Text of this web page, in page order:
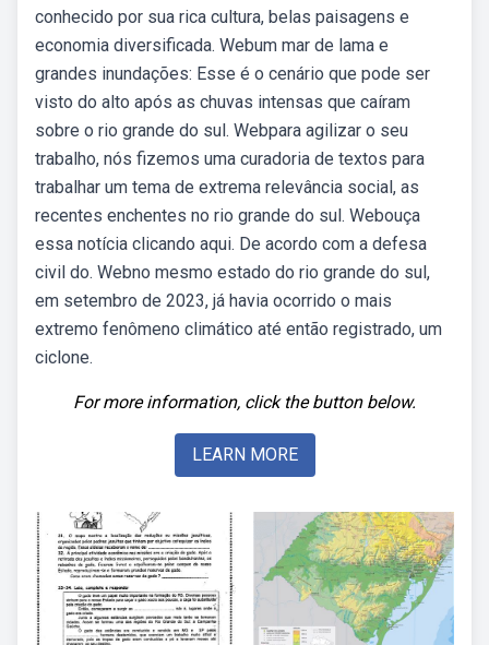
conhecido por sua rica cultura, belas paisagens e
economia diversificada. Webum mar de lama e
grandes inundações: Esse é o cenário que pode ser
visto do alto após as chuvas intensas que caíram
sobre o rio grande do sul. Webpara agilizar o seu
trabalho, nós fizemos uma curadoria de textos para
trabalhar um tema de extrema relevância social, as
recentes enchentes no rio grande do sul. Webouça
essa notícia clicando aqui. De acordo com a defesa
civil do. Webno mesmo estado do rio grande do sul,
em setembro de 2023, já havia ocorrido o mais
extremo fenômeno climático até então registrado, um
ciclone.
For more information, click the button below.
LEARN MORE